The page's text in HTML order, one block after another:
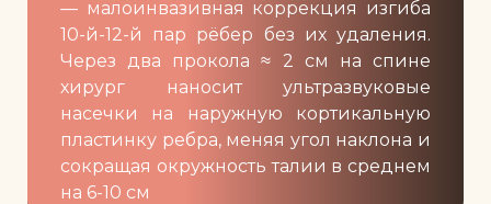
— малоинвазивная коррекция изгиба
10-й-12-й пар рёбер без их удаления.
Через два прокола ≈ 2 см на спине
хирург наносит ультразвуковые
насечки на наружную кортикальную
пластинку ребра, меняя угол наклона и
сокращая окружность талии в среднем
на 6-10 см